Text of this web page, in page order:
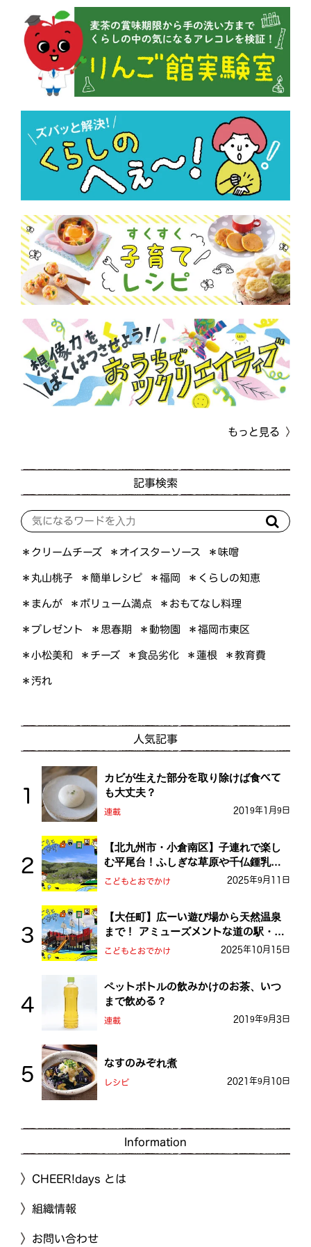
もっと見る
記事検索
＊クリームチーズ ＊オイスターソース ＊味噌
＊丸山桃子 ＊簡単レシピ ＊福岡 ＊くらしの知恵
＊まんが ＊ボリューム満点 ＊おもてなし料理
＊プレゼント ＊思春期 ＊動物園 ＊福岡市東区
＊小松美和 ＊チーズ ＊食品劣化 ＊蓮根 ＊教育費
＊汚れ
人気記事
カビが生えた部分を取り除けば食べて
も大丈夫？
連載 2019年1月9日
【北九州市・小倉南区】子連れで楽し
む平尾台！ふしぎな草原や千仏鍾乳洞
を探検しよう！
こどもとおでかけ 2025年9月11日
【大任町】広ーい遊び場から天然温泉
まで！ アミューズメントな道の駅・お
おとう桜街道
こどもとおでかけ 2025年10月15日
ペットボトルの飲みかけのお茶、いつ
まで飲める？
連載 2019年9月3日
なすのみぞれ煮
レシピ 2021年9月10日
Information
CHEER!days とは
組織情報
お問い合わせ